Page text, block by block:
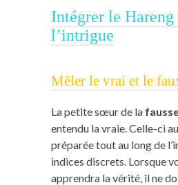
Intégrer le Hareng
l’intrigue
Mêler le vrai et le
La petite sœur de la
entendu la vraie. Celle-ci
préparée tout au long de
indices discrets. Lorsque
apprendra la vérité, il ne